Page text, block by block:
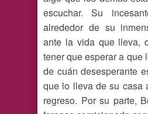
escuchar. Su
alrededor de su
ante la vida que lleva,
tener que esperar a que
de cuán desesperante
que lo lleva de su casa
regreso. Por su parte,